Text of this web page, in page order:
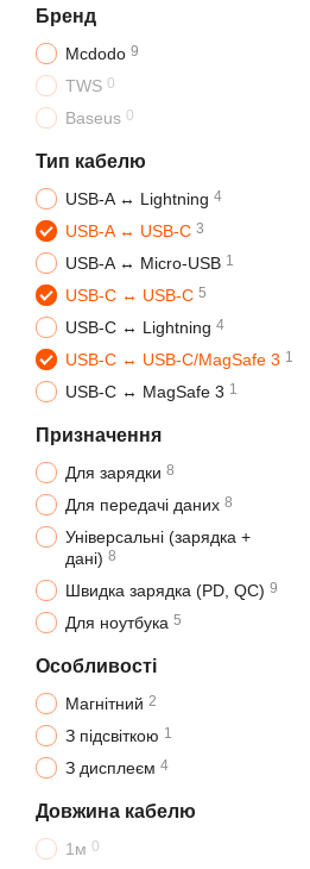
Бренд
Mcdodo 9
TWS 0
Baseus 0
Тип кабелю
USB-A ↔ Lightning 4
USB-A ↔ USB-C 3
USB-A ↔ Micro-USB 1
USB-C ↔ USB-C 5
USB-C ↔ Lightning 4
USB-C ↔ USB-C/MagSafe 3 1
USB-C ↔ MagSafe 3 1
Призначення
Для зарядки 8
Для передачі даних 8
Універсальні (зарядка +
дані) 8
Швидка зарядка (PD, QC) 9
Для ноутбука 5
Особливості
Магнітний 2
З підсвіткою 1
З дисплеєм 4
Довжина кабелю
1м 0